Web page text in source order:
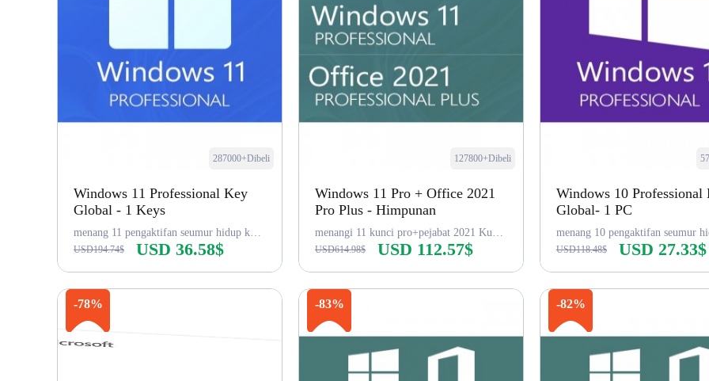
287000+Dibeli
Windows 11 Professional Key
Global - 1 Keys
menang 11 pengaktifan seumur hidup kunci pro
USD194.74$ USD 36.58$
Beli sekarang
127800+Dibeli
Windows 11 Pro + Office 2021
Pro Plus - Himpunan
menangi 11 kunci pro+pejabat 2021 Kunci Pro
USD614.98$ USD 112.57$
Beli sekarang
Windows 10 Professional
Global- 1 PC
USD118.48$ USD 27.33$
Beli sekarang
-78%
-83% -82%